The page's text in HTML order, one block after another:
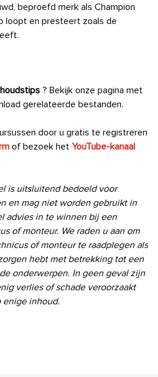
beproefd merk als Champion
loopt en presteert zoals de
? Bekijk onze pagina met
gerelateerde bestanden.
door u gratis te registreren
of bezoek het YouTube-kanaal
is uitsluitend bedoeld voor
en mag niet worden gebruikt in
advies in te winnen bij een
of monteur. We raden u aan om
of monteur te raadplegen als
hebt met betrekking tot een
onderwerpen. In geen geval zijn
verlies of schade veroorzaakt
enige inhoud.